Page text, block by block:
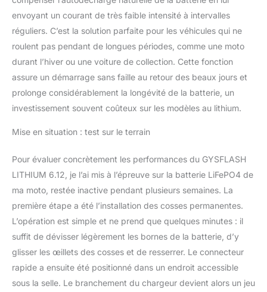
envoyant un courant de très faible intensité à intervalles
réguliers. C’est la solution parfaite pour les véhicules qui ne
roulent pas pendant de longues périodes, comme une moto
durant l’hiver ou une voiture de collection. Cette fonction
assure un démarrage sans faille au retour des beaux jours et
prolonge considérablement la longévité de la batterie, un
investissement souvent coûteux sur les modèles au lithium.
Mise en situation : test sur le terrain
Pour évaluer concrètement les performances du GYSFLASH
LITHIUM 6.12, je l’ai mis à l’épreuve sur la batterie LiFePO4 de
ma moto, restée inactive pendant plusieurs semaines. La
première étape a été l’installation des cosses permanentes.
L’opération est simple et ne prend que quelques minutes : il
suffit de dévisser légèrement les bornes de la batterie, d’y
glisser les œillets des cosses et de resserrer. Le connecteur
rapide a ensuite été positionné dans un endroit accessible
sous la selle. Le branchement du chargeur devient alors un jeu